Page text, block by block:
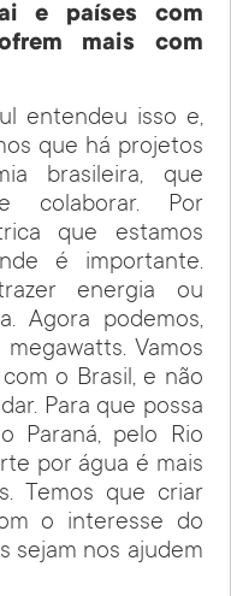
e países com
mais com
entendeu isso e,
que há projetos
brasileira, que
colaborar. Por
que estamos
é importante.
energia ou
Agora podemos,
Vamos
o Brasil, e não
Para que possa
Paraná, pelo Rio
por água é mais
Temos que criar
o interesse do
sejam nos ajudem